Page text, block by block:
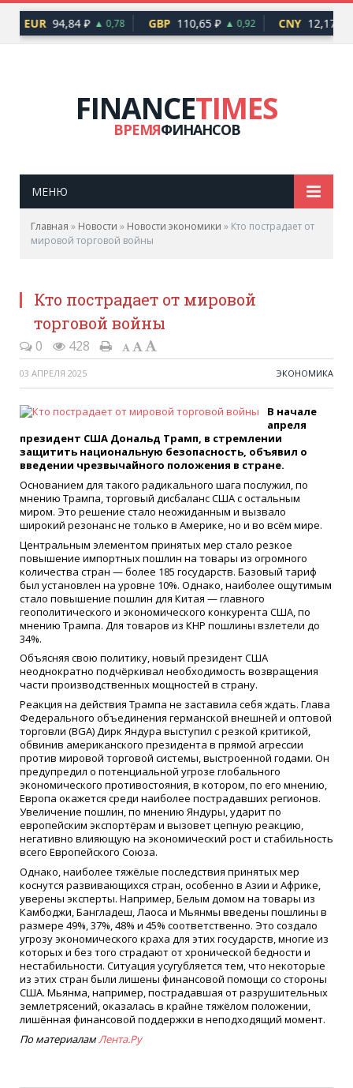
EUR 94,84 ₽ ▲ 0,78 GBP 110,65 ₽ ▲ 0,92 CNY 12,17 ₽
FINANCETIMES
ВРЕМЯФИНАНСОВ
МЕНЮ
Главная » Новости » Новости экономики » Кто пострадает от
мировой торговой войны
Кто пострадает от мировой
торговой войны
0 428
03 АПРЕЛЯ 2025 ЭКОНОМИКА
В начале
апреля
президент США Дональд Трамп, в стремлении
защитить национальную безопасность, объявил о
введении чрезвычайного положения в стране.
Основанием для такого радикального шага послужил, по
мнению Трампа, торговый дисбаланс США с остальным
миром. Это решение стало неожиданным и вызвало
широкий резонанс не только в Америке, но и во всём мире.
Центральным элементом принятых мер стало резкое
повышение импортных пошлин на товары из огромного
количества стран — более 185 государств. Базовый тариф
был установлен на уровне 10%. Однако, наиболее ощутимым
стало повышение пошлин для Китая — главного
геополитического и экономического конкурента США, по
мнению Трампа. Для товаров из КНР пошлины взлетели до
34%.
Объясняя свою политику, новый президент США
неоднократно подчёркивал необходимость возвращения
части производственных мощностей в страну.
Реакция на действия Трампа не заставила себя ждать. Глава
Федерального объединения германской внешней и оптовой
торговли (BGA) Дирк Яндура выступил с резкой критикой,
обвинив американского президента в прямой агрессии
против мировой торговой системы, выстроенной годами. Он
предупредил о потенциальной угрозе глобального
экономического противостояния, в котором, по его мнению,
Европа окажется среди наиболее пострадавших регионов.
Увеличение пошлин, по мнению Яндуры, ударит по
европейским экспортёрам и вызовет цепную реакцию,
негативно влияющую на экономический рост и стабильность
всего Европейского Союза.
Однако, наиболее тяжёлые последствия принятых мер
коснутся развивающихся стран, особенно в Азии и Африке,
уверены эксперты. Например, Белым домом на товары из
Камбоджи, Бангладеш, Лаоса и Мьянмы введены пошлины в
размере 49%, 37%, 48% и 45% соответственно. Это создало
угрозу экономического краха для этих государств, многие из
которых и без того страдают от хронической бедности и
нестабильности. Ситуация усугубляется тем, что некоторые
из этих стран были лишены финансовой помощи со стороны
США. Мьянма, например, пострадавшая от разрушительных
землетрясений, оказалась в крайне тяжёлом положении,
лишённая финансовой поддержки в неподходящий момент.
По материаламЛента.Ру